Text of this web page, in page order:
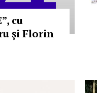
cu
şi Florin